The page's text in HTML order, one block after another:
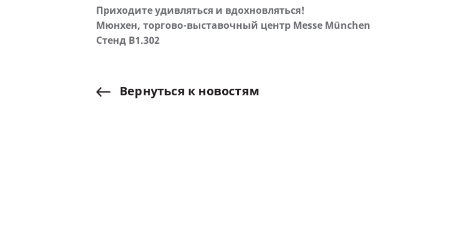
Приходите удивляться и вдохновляться!
Мюнхен, торгово-выставочный центр Messe München
Стенд B1.302
Вернуться к новостям